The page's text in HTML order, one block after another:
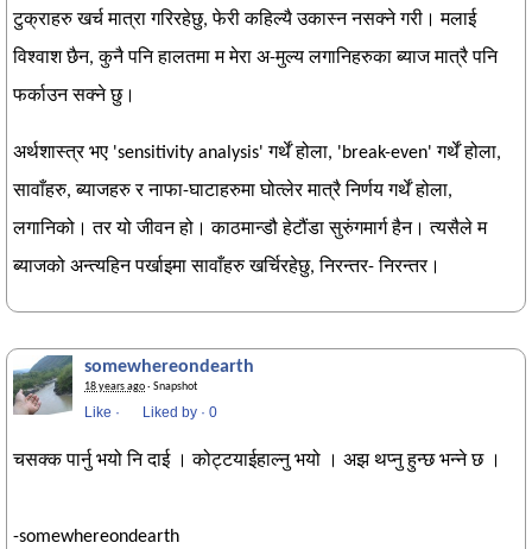
टुक्राहरु खर्च मात्रा गरिरहेछु, फेरी कहिल्यै उकास्न नसक्ने गरी। मलाई
विश्वाश छैन, कुनै पनि हालतमा म मेरा अ-मुल्य लगानिहरुका ब्याज मात्रै पनि
फर्काउन सक्ने छु।
अर्थशास्त्र भए 'sensitivity analysis' गर्थें होला, 'break-even' गर्थें होला,
सावाँहरु, ब्याजहरु र नाफा-घाटाहरुमा घोत्लेर मात्रै निर्णय गर्थें होला,
लगानिको। तर यो जीवन हो। काठमान्डौ हेटौंडा सुरुंगमार्ग हैन। त्यसैले म
ब्याजको अन्त्यहिन पर्खाइमा सावाँहरु खर्चिरहेछु, निरन्तर- निरन्तर।
somewhereondearth
18 years ago· Snapshot
Like · Liked by · Be the first to like this!
चसक्क पार्नु भयो नि दाई । कोट्टयाईहाल्नु भयो । अझ थप्नु हुन्छ भन्ने छ ।
-somewhereondearth